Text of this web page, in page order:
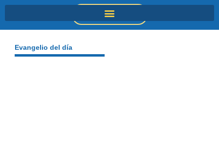
DONACIONES
Evangelio del día